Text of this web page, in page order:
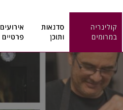
קולינריה
במרומים
סדנאות
ותוכן
אירועים
פרטיים